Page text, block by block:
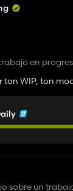
en
ton WIP, ton
sobre un